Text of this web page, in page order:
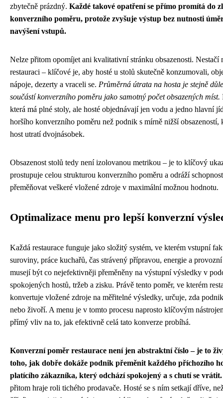
zbytečně prázdný. Každé takové opatření se přímo promítá do
konverzního poměru, protože zvyšuje výstup bez nutnosti
navýšení vstupů.
Nelze přitom opomíjet ani kvalitativní stránku obsazenosti. Nestačí
restauraci – klíčové je, aby hosté u stolů skutečně konzumovali,
nápoje, dezerty a vraceli se. Průměrná útrata na hosta je stejně
součástí konverzního poměru jako samotný počet obsazených míst.
která má plné stoly, ale hosté objednávají jen vodu a jedno hlavní
horšího konverzního poměru než podnik s mírně nižší obsazeností,
host utratí dvojnásobek.
Obsazenost stolů tedy není izolovanou metrikou – je to klíčový
prostupuje celou strukturou konverzního poměru a odráží
přeměňovat veškeré vložené zdroje v maximální možnou hodnotu.
Optimalizace menu pro lepší konverzní
Každá restaurace funguje jako složitý systém, ve kterém vstupní
suroviny, práce kuchařů, čas strávený přípravou, energie a
musejí být co nejefektivněji přeměněny na výstupní výsledky v
spokojených hostů, tržeb a zisku. Právě tento poměr, ve kterém
konvertuje vložené zdroje na měřitelné výsledky, určuje, zda
nebo živoří. A menu je v tomto procesu naprosto klíčovým
přímý vliv na to, jak efektivně celá tato konverze probíhá.
Konverzní poměr restaurace není jen abstraktní číslo – je to
toho, jak dobře dokáže podnik přeměnit každého příchozího
platícího zákazníka, který odchází spokojený a s chutí se vrátit.
přitom hraje roli tichého prodavače. Hosté se s ním setkají dříve,